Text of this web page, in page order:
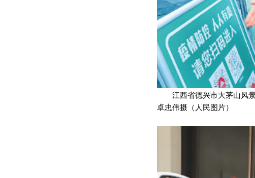
江西省德兴市大茅山风
卓忠伟摄（人民图片）